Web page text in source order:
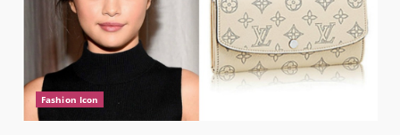
Fashion Icon